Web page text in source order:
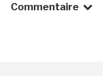
Commentaire